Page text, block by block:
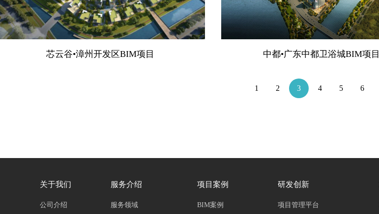
芯云谷•漳州开发区BIM项目 中都•广东中都卫浴城BIM项目
1 2 3 4 5 6
关于我们
公司介绍
服务介绍
服务领域
项目案例
BIM案例
研发创新
项目管理平台